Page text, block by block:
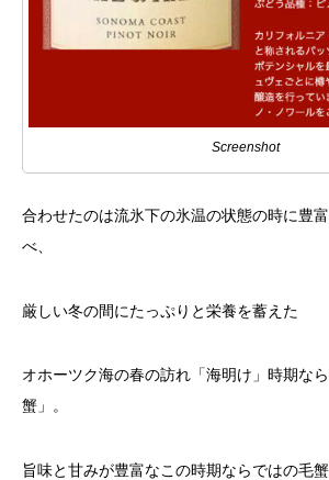
Screenshot
合わせたのは流氷下の氷温の状態の時に豊
べ、
厳しい冬の間にたっぷりと栄養を蓄えた
オホーツク海の春の訪れ「海明け」時期な
蟹」。
旨味と甘みが豊富なこの時期ならではの毛